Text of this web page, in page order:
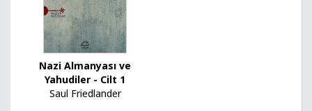
Nazi Almanyası ve
Yahudiler - Cilt 1
Saul Friedlander